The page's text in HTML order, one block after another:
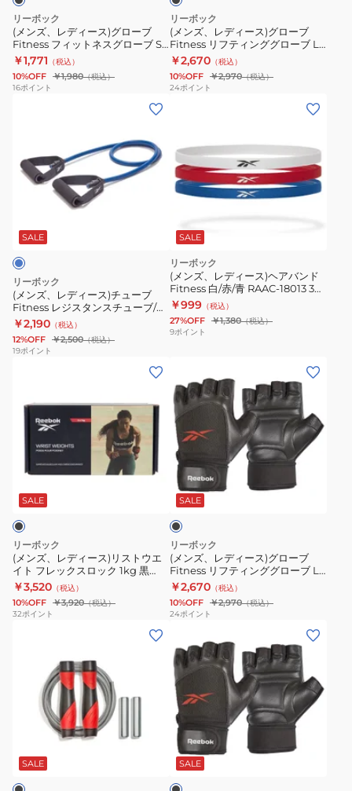
グ
グ
ロ
ー
ブ
め
ミ
デ
ィ
ア
ム
10kg
エ
ク
サ
サ
イ
ズ
フ
LL
サ
イ
ズ
黒
14516
ト
レ
ニ
グ
グ
ロ
ー
り
止
め
ロ
ー
ブ
Fitness
フ
ネ
ス
ー
ブ
S
サ
イ
ズ
黒
RAGB-
14513
ニ
ン
グ
グ
ロ
ー
ブ
リーボック
(メンズ、レディース)グローブ
Fitness フィットネスグローブ S
サイズ 黒 17-18cm RAGB-14513
トレーニンググローブ 滑り止め
￥1,771 （税込）
10%OFF ￥1,980（税込）
16ポイント
ロ
ー
ブ
Fitness
リ
ン
グ
グ
ー
L
サ
イ
ズ
20cm
RAGB-
15615
ト
レ
ー
ニ
ン
グ
グ
ロ
ー
ブ
り
止
め
リーボック
(メンズ、レディース)グローブ
Fitness リフティンググローブ L
サイズ 黒 19-20cm RAGB-15615
トレーニンググローブ 滑り止め
￥2,670 （税込）
10%OFF ￥2,970（税込）
24ポイント
レ
デ
ス)
チ
ュ
ー
ブ
Fitness
レ
ー
ブ/
ヘ
ビ
ー
青
RATB-
ク
サ
SALE
リーボック
(メンズ、レディース)チューブ
Fitness レジスタンスチューブ/ヘ
ビー 青 RATB-11042 15㎏ 筋トレ
エクササイズ フィットネス
￥2,190 （税込）
12%OFF ￥2,500（税込）
19ポイント
SALE
リーボック
(メンズ、レディース)ヘアバンド
Fitness 白/赤/青 RAAC-18013 3本
セット スポーツヘアバンド ヘッ
ドバンド 汗止め スポーツ
￥999 （税込）
27%OFF ￥1,380（税込）
9ポイント
ズ、
ス)
リ
ス
ト
ウ
エ
イ
ッ
ク
SALE
リーボック
(メンズ、レディース)リストウエ
イト フレックスロック 1kg 黒
RAWT-11261 重り 手首 アンクル
ウエイトトレーニング 2個セット
￥3,520 （税込）
10%OFF ￥3,920（税込）
32ポイント
ン
ズ、
レ
デ
ィ
ー
ス)
グ
ロ
ー
ブ
Fitness
リ
テ
ィ
ン
グ
グ
ロ
ー
ブ
SALE
ブ
リーボック
(メンズ、レディース)グローブ
Fitness リフティンググローブ LL
サイズ 黒 20-21.5cm RAGB-
15616 トレーニンググローブ 滑り
止め
￥2,670 （税込）
10%OFF ￥2,970（税込）
24ポイント
ス)
縄
SALE
ン
ズ、
レ
デ
ィ
ー
ス)
グ
SALE
ブ